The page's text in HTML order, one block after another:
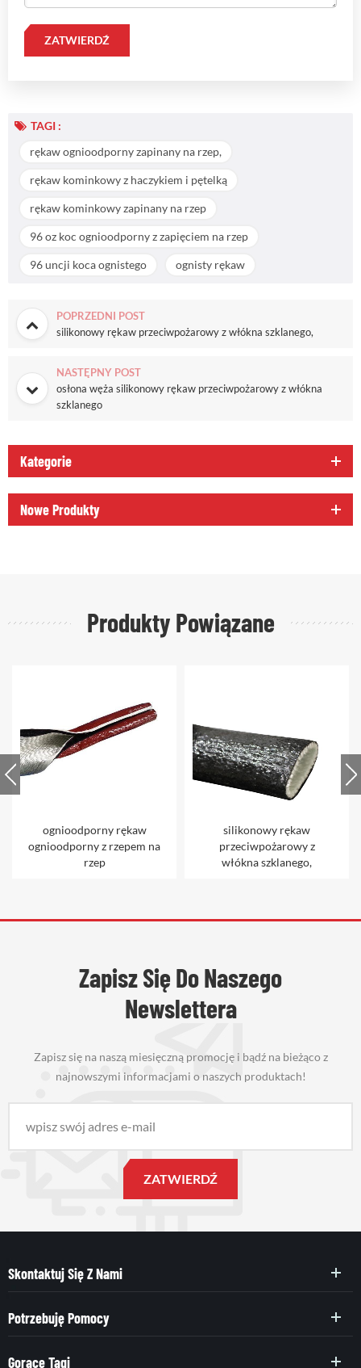
TAGI :
rękaw ognioodporny zapinany na rzep,
rękaw kominkowy z haczykiem i pętelką
rękaw kominkowy zapinany na rzep
96 oz koc ognioodporny z zapięciem na rzep
96 uncji koca ognistego ognisty rękaw
POPRZEDNI POST
silikonowy rękaw przeciwpożarowy z włókna szklanego,
NASTĘPNY POST
osłona węża silikonowy rękaw przeciwpożarowy z włókna
szklanego
Kategorie
Nowe Produkty
Produkty Powiązane
silikonowy rękaw
przeciwpożarowy z
włókna szklanego,
osłona węża pokryta
silikonem bazaltowy
rękaw przeciwpożarowy
Zapisz Się Do Naszego
Newslettera
Zapisz się na naszą miesięczną promocję i bądź na bieżąco z
najnowszymi informacjami o naszych produktach!
Skontaktuj Się Z Nami
Potrzebuję Pomocy
Gorące Tagi